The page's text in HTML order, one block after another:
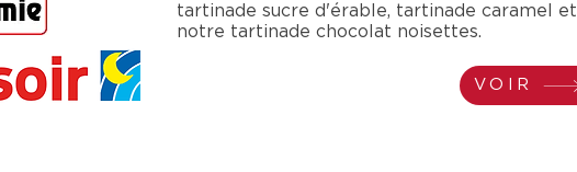
tartinade sucre d'érable, tartinade caramel et
notre tartinade chocolat noisettes.
VOIR